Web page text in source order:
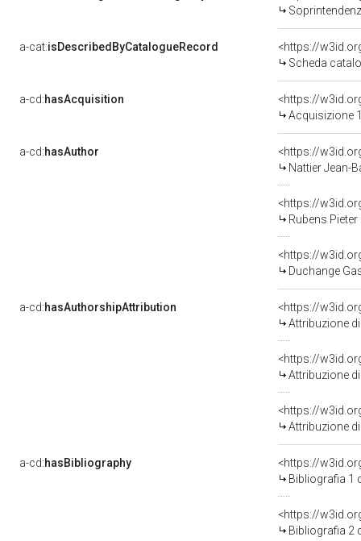
a-cat:isDescribedByCatalogueRecord
<https://
Scheda
a-cd:hasAcquisition
<https://
Acquisizione
a-cd:hasAuthor
<https://
Nattier Jean-
<https://
Rubens
<https://
Duchange
a-cd:hasAuthorshipAttribution
<https://
Attribuzione
<https://
Attribuzione
<https://
Attribuzione
a-cd:hasBibliography
<https://
Bibliografia 1
<https://
Bibliografia 2